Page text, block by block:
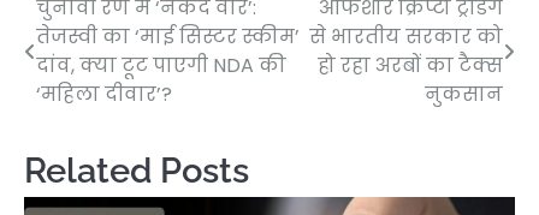
Post
navigation
चुनावी रण में ‘नकद वार’:
तेजस्वी का ‘माई सिस्टर स्कीम’
दांव, क्या टूट पाएगी NDA की
‘महिला दीवार’?
ऑफशोर क्रिप्टो ट्रेडिंग
से भारतीय सरकार को
हो रहा अरबों का टैक्स
नुकसान
Related Posts